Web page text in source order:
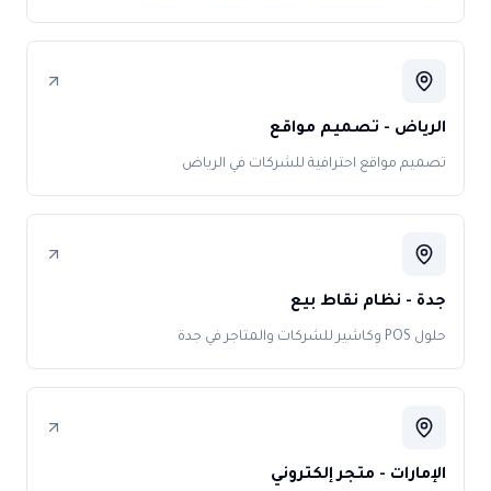
الرياض - تصميم مواقع
تصميم مواقع احترافية للشركات في الرياض
جدة - نظام نقاط بيع
حلول POS وكاشير للشركات والمتاجر في جدة
الإمارات - متجر إلكتروني